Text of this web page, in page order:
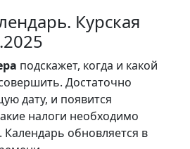
Курская
подскажет, когда и какой
Достаточно
дату, и появится
налоги необходимо
Календарь обновляется в